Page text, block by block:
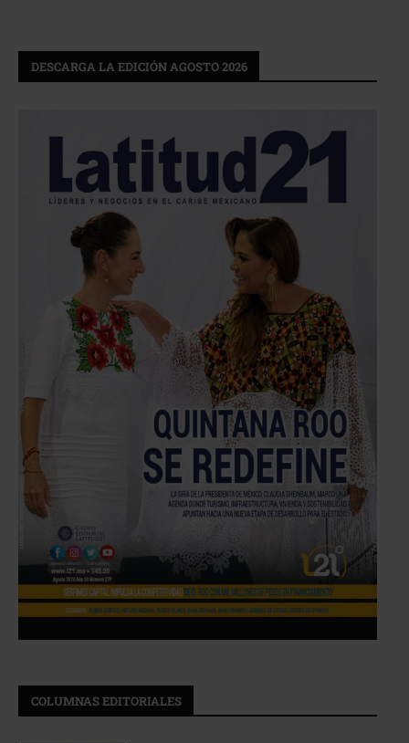
DESCARGA LA EDICIÓN AGOSTO 2026
COLUMNAS EDITORIALES